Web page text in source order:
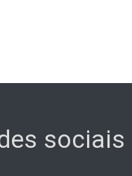
sociais